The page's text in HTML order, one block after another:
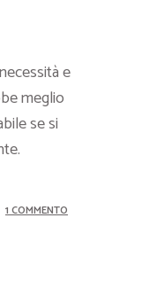
e
meglio
se si
1 COMMENTO